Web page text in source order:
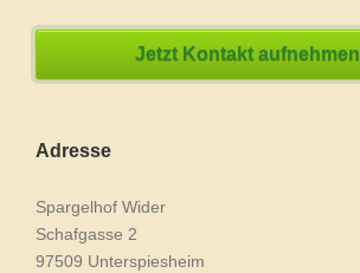
Jetzt Kontakt aufnehmen
Adresse
Spargelhof Wider
Schafgasse 2
97509 Unterspiesheim